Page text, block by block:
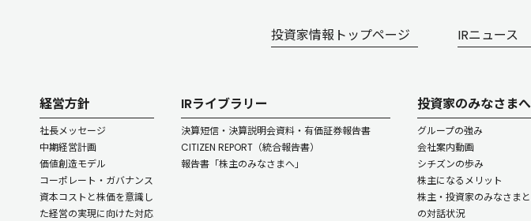
投資家情報トップページ IRニュース
経営方針
社長メッセージ
中期経営計画
価値創造モデル
コーポレート・ガバナンス
資本コストと株価を意識し
た経営の実現に向けた対応
IRライブラリー
決算短信・決算説明会資料・ 有価証券報告書
CITIZEN REPORT（統合報告書）
報告書「株主のみなさまへ」
投資家のみなさまへ
グループの強み
会社案内動画
シチズンの歩み
株主になるメリット
株主・投資家のみなさまと
の対話状況